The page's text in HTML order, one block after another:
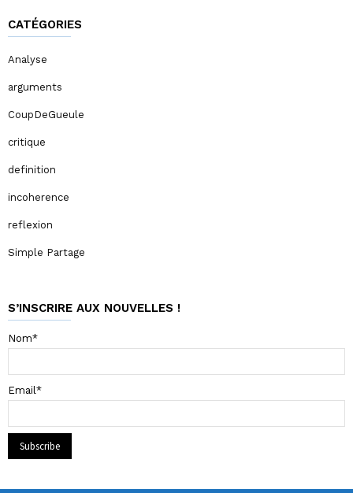
CATÉGORIES
Analyse
arguments
CoupDeGueule
critique
definition
incoherence
reflexion
Simple Partage
S’INSCRIRE AUX NOUVELLES !
Nom*
Email*